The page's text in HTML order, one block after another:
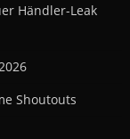
Händler-Leak
Shoutouts